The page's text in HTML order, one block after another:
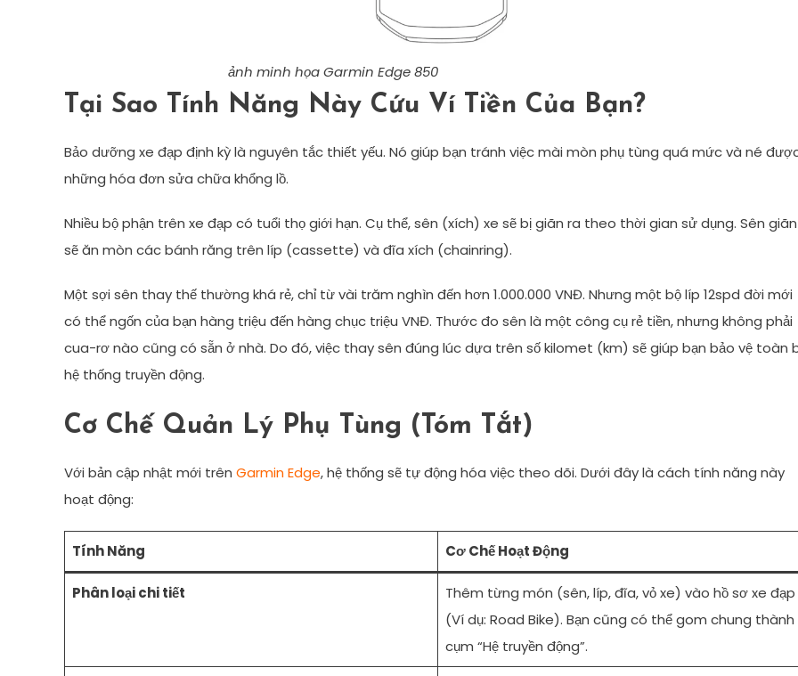
ảnh minh họa Garmin Edge 850
Tại Sao Tính Năng Này Cứu Ví Tiền Của Bạn?
Bảo dưỡng xe đạp định kỳ là nguyên tắc thiết yếu. Nó giúp bạn tránh việc mài mòn phụ tùng quá mức và né
những hóa đơn sửa chữa khổng lồ.
Nhiều bộ phận trên xe đạp có tuổi thọ giới hạn. Cụ thể, sên (xích) xe sẽ bị giãn ra theo thời gian sử dụng. Sên giãn
sẽ ăn mòn các bánh răng trên líp (cassette) và đĩa xích (chainring).
Một sợi sên thay thế thường khá rẻ, chỉ từ vài trăm nghìn đến hơn 1.000.000 VNĐ. Nhưng một bộ líp 12spd đời mới
có thể ngốn của bạn hàng triệu đến hàng chục triệu VNĐ. Thước đo sên là một công cụ rẻ tiền, nhưng không phải
cua-rơ nào cũng có sẵn ở nhà. Do đó, việc thay sên đúng lúc dựa trên số kilomet (km) sẽ giúp bạn bảo vệ toàn
hệ thống truyền động.
Cơ Chế Quản Lý Phụ Tùng (Tóm Tắt)
Với bản cập nhật mới trên Garmin Edge, hệ thống sẽ tự động hóa việc theo dõi. Dưới đây là cách tính năng này
hoạt động:
Tính Năng Cơ Chế Hoạt Động
Phân loại chi tiết
Thêm từng món (sên, líp, đĩa, vỏ xe) vào hồ sơ xe đạp
(Ví dụ: Road Bike). Bạn cũng có thể gom chung thành
cụm “Hệ truyền động”.